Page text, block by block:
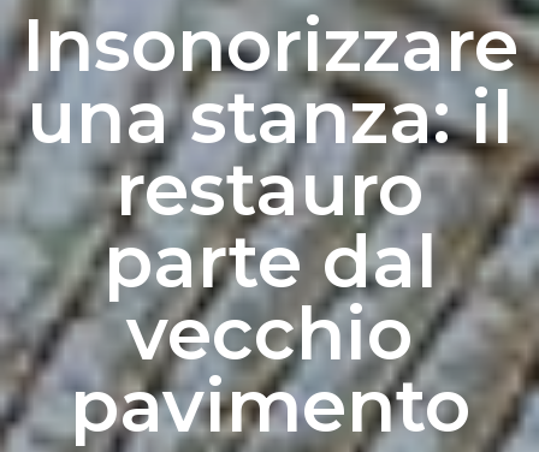
Insonorizzare
una stanza: il
restauro
parte dal
vecchio
pavimento